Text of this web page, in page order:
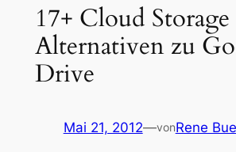
17+ Cloud Storage
Alternativen zu
Drive
Mai 21, 2012—vonRene